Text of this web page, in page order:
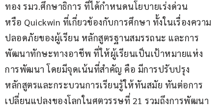
ทอง รมว.ศึกษาธิการ ที่ได้กำหนดนโยบายเร่งด่วน
หรือ Quickwin ที่เกี่ยวข้องกับการศึกษา ทั้งในเรื่องความ
ปลอดภัยของผู้เรียน หลักสูตรฐานสมรรถนะ และการ
พัฒนาทักษะทางอาชีพ ที่ให้ผู้เรียนเป็นเป้าหมายแห่ง
การพัฒนา โดยมีจุดเน้นที่สำคัญ คือ มีการปรับปรุง
หลักสูตรและกระบวนการเรียนรู้ให้ทันสมัย ทันต่อการ
เปลี่ยนแปลงของโลกในศตวรรษที่ 21 รวมถึงการพัฒนา